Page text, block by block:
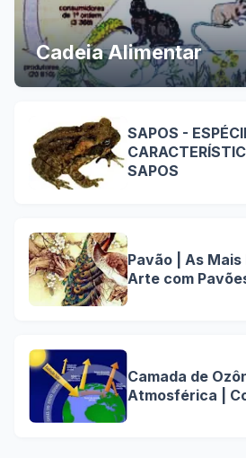
Cadeia Alimentar
SAPOS -
SAPOS
Pavão | As
Arte com
Camada de
Atmosférica |